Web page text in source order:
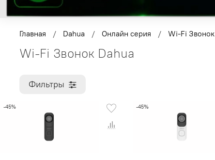
Главная Dahua Онлайн серия Wi-Fi Звонок
Wi-Fi Звонок Dahua
Фильтры
-45% -45%